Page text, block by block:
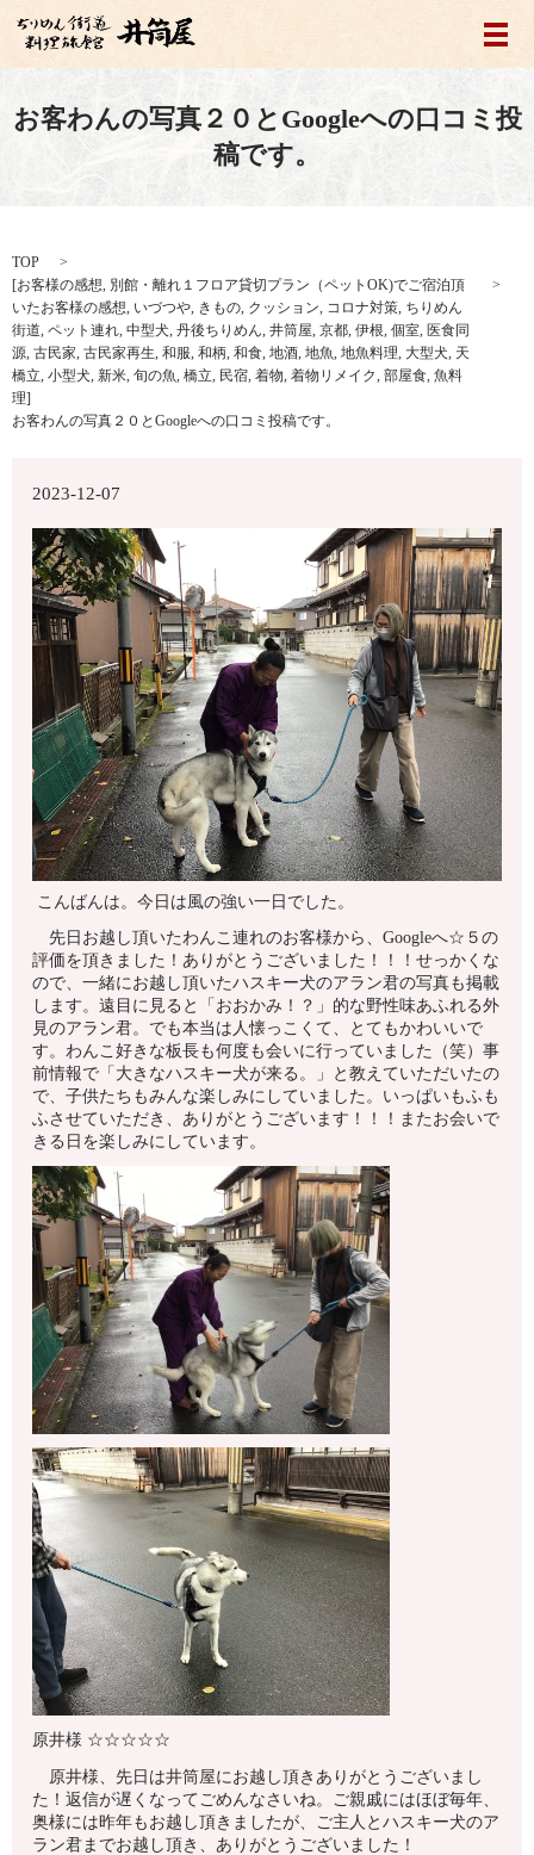
メ
お客わんの写真２０とGoogleへの口コミ投
稿です。
TOP
[お客様の感想, 別館・離れ１フロア貸切プラン（ペットOK)でご宿泊頂
いたお客様の感想, いづつや, きもの, クッション, コロナ対策, ちりめん
街道, ペット連れ, 中型犬, 丹後ちりめん, 井筒屋, 京都, 伊根, 個室, 医食同
源, 古民家, 古民家再生, 和服, 和柄, 和食, 地酒, 地魚, 地魚料理, 大型犬, 天
橋立, 小型犬, 新米, 旬の魚, 橋立, 民宿, 着物, 着物リメイク, 部屋食, 魚料
理]
お客わんの写真２０とGoogleへの口コミ投稿です。
2023-12-07
こんばんは。今日は風の強い一日でした。
先日お越し頂いたわんこ連れのお客様から、Googleへ☆５の
評価を頂きました！ありがとうございました！！！せっかくな
ので、一緒にお越し頂いたハスキー犬のアラン君の写真も掲載
します。遠目に見ると「おおかみ！？」的な野性味あふれる外
見のアラン君。でも本当は人懐っこくて、とてもかわいいで
す。わんこ好きな板長も何度も会いに行っていました（笑）事
前情報で「大きなハスキー犬が来る。」と教えていただいたの
で、子供たちもみんな楽しみにしていました。いっぱいもふも
ふさせていただき、ありがとうございます！！！またお会いで
きる日を楽しみにしています。
原井様 ☆☆☆☆☆
原井様、先日は井筒屋にお越し頂きありがとうございまし
た！返信が遅くなってごめんなさいね。ご親戚にはほぼ毎年、
奥様には昨年もお越し頂きましたが、ご主人とハスキー犬のア
ラン君までお越し頂き、ありがとうございました！